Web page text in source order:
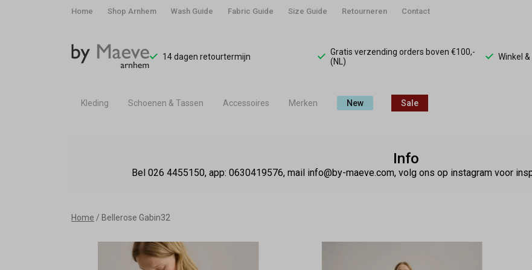
Home Shop Arnhem Wash Guide Fabric Guide Size Guide Retourneren Contact
14 dagen retourtermijn
Gratis verzending orders boven €100,-
(NL)
Winkel
Kleding Schoenen & Tassen Accessoires Merken New Sale
Info
Bel 026 4455150, app: 0630419576, mail info@by-maeve.com, volg ons op instagram voor
Home Bellerose Gabin32